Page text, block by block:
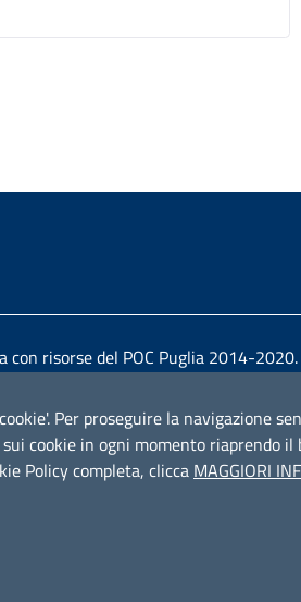
Per proseguire la navigazione
cookie in ogni momento riaprendo il
Policy completa, clicca MAGGIORI
risorse del POC Puglia 2014-2020.